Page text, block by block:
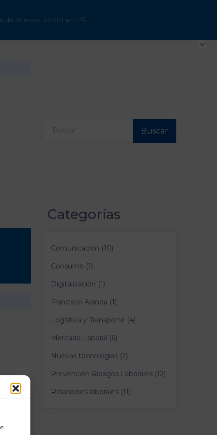
de Prensa Contacto
Buscar
Categorías
Comunicación (10)
Consumo (1)
Digitalización (1)
Francisco Aranda (1)
Logística y Transporte (4)
Mercado Laboral (6)
Nuevas tecnologías (2)
Prevención Riesgos Laborales (12)
Relaciones laborales (11)